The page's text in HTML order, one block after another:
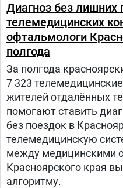
Диагноз без лишних
телемедицинских
офтальмологи
полгода
За полгода
7 323
жителей отдалённых
помогают ставить
без поездок в
телемедицинскую
между медицинскими
Красноярского края
алгоритму.